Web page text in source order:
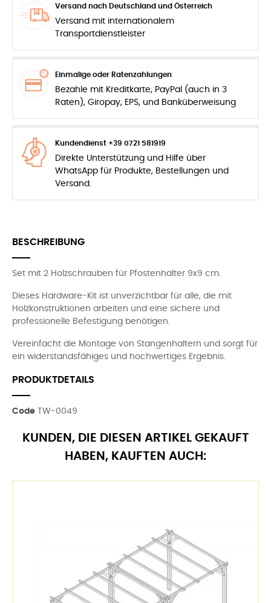
Versand nach Deutschland und Österreich
Versand mit internationalem
Transportdienstleister
Einmalige oder Ratenzahlungen
Bezahle mit Kreditkarte, PayPal (auch in 3
Raten), Giropay, EPS, und Banküberweisung
Kundendienst +39 0721 581919
Direkte Unterstützung und Hilfe über
WhatsApp für Produkte, Bestellungen und
Versand.
BESCHREIBUNG
Set mit 2 Holzschrauben für Pfostenhalter 9x9 cm.
Dieses Hardware-Kit ist unverzichtbar für alle, die mit
Holzkonstruktionen arbeiten und eine sichere und
professionelle Befestigung benötigen.
Vereinfacht die Montage von Stangenhaltern und sorgt für
ein widerstandsfähiges und hochwertiges Ergebnis.
PRODUKTDETAILS
Code TW-0049
KUNDEN, DIE DIESEN ARTIKEL GEKAUFT
HABEN, KAUFTEN AUCH: